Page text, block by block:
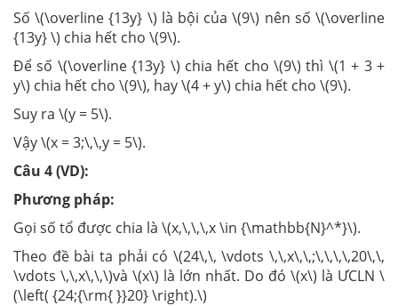
Số \(\overline {13y} \) là bội của \(9\) nên số \(\overline
{13y} \) chia hết cho \(9\).
Để số \(\overline {13y} \) chia hết cho \(9\) thì \(1 + 3 +
y\) chia hết cho \(9\), hay \(4 + y\) chia hết cho \(9\).
Suy ra \(y = 5\).
Vậy \(x = 3;\,\,y = 5\).
Câu 4 (VD):
Phương pháp:
Gọi số tổ được chia là \(x,\,\,\,x \in {\mathbb{N}^*}\).
Theo đề bài ta phải có \(24\,\, \vdots \,\,x\,\,;\,\,\,\,20\,\,
\vdots \,\,x\,\,\)và \(x\) là lớn nhất. Do đó \(x\) là ƯCLN \
(\left( {24;{\rm{ }}20} \right).\)